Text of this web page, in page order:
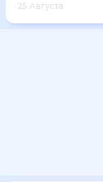
25 Августа